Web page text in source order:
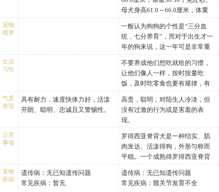
1922年，罗德西亚的饲养者规定
了罗德西亚脊背犬的标准，直到
现在人们还使用这个标准。1955
年AKC将此犬注册。
罗德西亚脊背犬在美国得到了很
高的评价，它有效的工作能力以
及从不打扰别人的性格。它的疑
心和耐力训练显示出它只会听命
于它的主人，还有它那喜欢小孩
子的天性使得它在美国的家庭中
很受欢迎
磅（22.0-0.0公斤）
鼻子：较大，鼻孔开放。
口吻：强壮且长。
唇：紧。
锐且聪明。
耳朵：较大，质地较厚。
躯干：
24.0-26.0英寸（61.0-66.0厘
米）
体重：
雄性罗德西亚脊背犬体重
79.4-90.4磅（36.0-41.0公
斤）
雌性罗德西亚脊背犬体重
63.9-75.0磅（29.0-34.0公
斤）
头部：
头骨：平坦而且宽阔，应该
鼻子：鼻子应该是黑色或棕
色的。黑色的鼻子应伴有黑
色的眼睛，而棕色的鼻子应
伴有琥珀色的眼睛。
口吻：长、强壮，深厚。
唇：干净，与下颌紧密结
强，24小时无水也能忍受，在非
洲内陆温差极大的环境里狩猎也
能承受得住，是非常优秀的狩猎
犬。另外因为其能够捕猎狮子，
又叫猎狮犬。
背脊犬体型匀称，毛色有淡黄褐
色或红色，四肢强而有力，肌肉
发达，行动时尾根向下。性格稳
重聪明，对人亲近友善，很少吠
叫吵闹，个性顽强，身体平滑清
洁，目前是很受人喜爱的家庭
犬。
高贵、温和。对陌生人有警惕
性，可以成为很好的家庭伴侣
犬，要对它们不断地对它们惊醒
教育和训练。
母犬身高61.0～66.0厘米，体重
31.75千克左右
宠物
喂养
一般认为狗狗的个性是“三分血
统，七分养育”，而对于出生才一
年的狗来说，这一年可是非常重
要的教育时期！这段时期要好好
教育，一旦没教育好就难以改
正。所以“3岁定80岁”，其实也符
合狗的情况。
正如每个人的个性不同一样，狗
狗的个性也是各不相同的。形成
这种状况的因素主要包括饲主的
爱心及训练方式、饲养环境等，
这些对于狗狗日后的个性都有相
当的影响力
生活
习性
不要养成他们想吃就给的习惯，
让他们像人一样，按时按量吃
饭，及时吃零食也要有规律，有
节制。
如果挑食，主人千万不要因为心
疼而百般迁就，到他们吃饭的时
间，你把饭放在固定的地方，给
他们固定的时间，比如说，10分
钟之内，如果他们不吃，就把饭
收起来，即便10分钟后，他们有
想吃的意思，也绝不能喂。主人
一定要做到：饭我给你准备了，
你爱吃不吃，时间一到，我就收
气质
表现
具有耐力，速度快体力好，活泼
开朗、聪明、忠诚且又警惕性。
高贵，聪明，对陌生人冷淡，但
没有过激的行为或是害羞的表
现。
注意
事项
罗得西亚脊背犬是一种结实、肌
肉发达、活泼得狗，外形匀称而
平稳。一个成熟得罗得西亚脊背
犬显得英俊，强健，运动型，耐
力持久、速度快。气质平和而威
严，罗得西亚脊背犬深爱他的主
宠物
疾病
遗传病：无已知遗传问题
常见疾病：暂无
遗传病：无已知遗传问题
常见疾病：髋关节发育不全